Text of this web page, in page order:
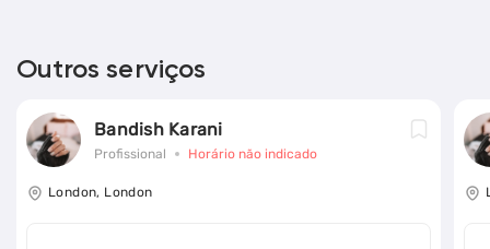
Outros serviços
Bandish Karani
Profissional Horário não indicado
London, London